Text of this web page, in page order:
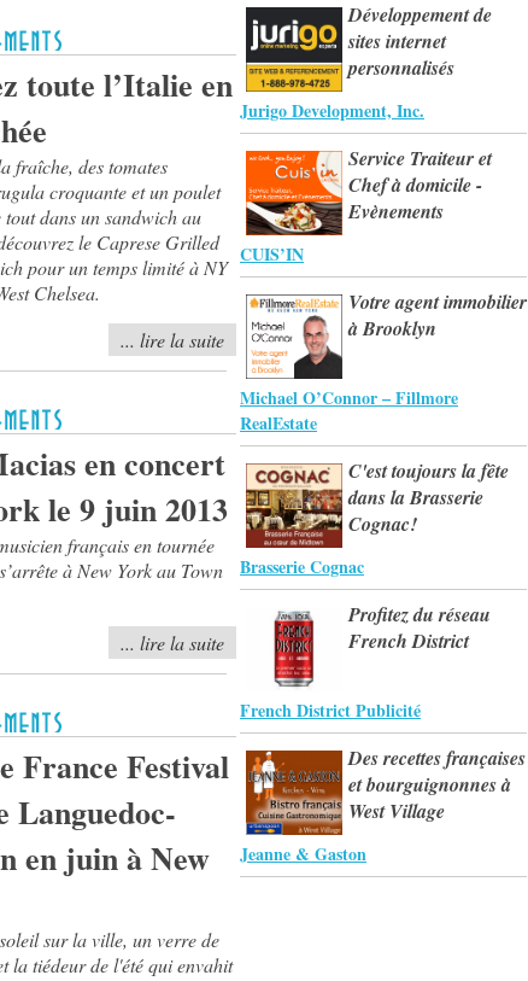
toute l’Italie en
fraîche, des tomates
croquante et un poulet
dans un sandwich au
le Caprese Grilled
pour un temps limité à NY
Chelsea.
... lire la suite
en concert
le 9 juin 2013
français en tournée
à New York au Town
... lire la suite
France Festival
Languedoc-
en juin à New
sur la ville, un verre de
la tiédeur de l'été qui envahit
Développement de
sites internet
personnalisés
Jurigo Development, Inc.
Service Traiteur et
Chef à domicile -
Evènements
CUIS’IN
Votre agent immobilier
à Brooklyn
Michael O’Connor – Fillmore
RealEstate
C'est toujours la fête
dans la Brasserie
Cognac!
Brasserie Cognac
Profitez du réseau
French District
French District Publicité
Des recettes françaises
et bourguignonnes à
West Village
Jeanne & Gaston